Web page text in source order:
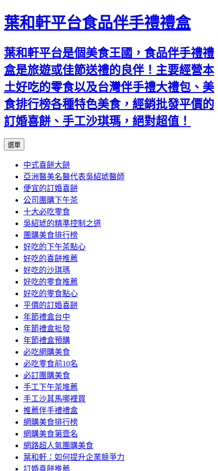
葉和軒平台食品伴手禮禮盒
葉和軒平台是個美食王國，食品伴手禮禮
盒是旅遊或佳節送禮的良伴！主要經營本
土好吃的零食以及台灣伴手禮大禮包、美
食排行榜各種特色美食，經銷批發平價的
訂婚喜餅、手工沙琪瑪，絕對超值！
選單
內
容
中式喜餅大餅
亞洲醫美名醫代表吳紹琥醫師
便宜的訂婚喜餅
公司團購下午茶
十大必吃零食
吳紹琥的精準控制之道
團購美食排行榜
好吃的下午茶點心
好吃的喜餅推薦
好吃的沙琪瑪
好吃的零食推薦
好吃的零食點心
平價的訂婚喜餅
年節禮盒台中
年節禮盒批發
年節禮盒預購
必吃網購美食
必吃零食前10名
必訂團購美食
手工下午茶堆薦
手工沙其馬哪裡買
推薦伴手禮禮盒
網購美食排行榜
網購美食第壹名
網路超人氣團購美食
葉和軒：如何提升企業競爭力
訂婚喜餅推薦